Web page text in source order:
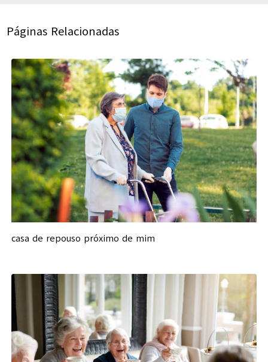
Páginas Relacionadas
casa de repouso próximo de mim